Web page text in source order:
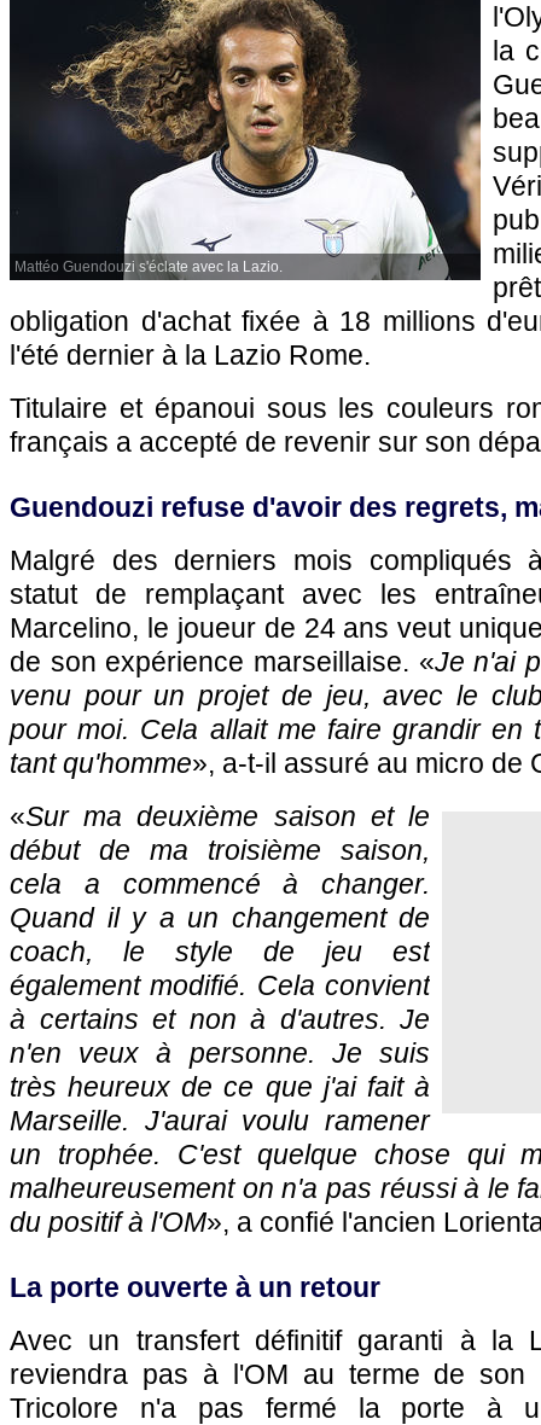
Mattéo Guendouzi s'éclate avec la Lazio.
la
obligation d'achat fixée à 18 millions
l'été dernier à la Lazio Rome.
Titulaire et épanoui sous les couleurs
français a accepté de revenir sur son
Guendouzi refuse d'avoir des regrets,
Malgré des derniers mois compliqués
statut de remplaçant avec les
Marcelino, le joueur de 24 ans veut
de son expérience marseillaise. «Je n'ai
venu pour un projet de jeu, avec le
pour moi. Cela allait me faire grandir en
tant qu'homme», a-t-il assuré au micro de
«Sur ma deuxième saison et le
début de ma troisième saison,
cela a commencé à changer.
Quand il y a un changement de
coach, le style de jeu est
également modifié. Cela convient
à certains et non à d'autres. Je
n'en veux à personne. Je suis
très heureux de ce que j'ai fait à
Marseille. J'aurai voulu ramener
un trophée. C'est quelque chose qui
malheureusement on n'a pas réussi à le
du positif à l'OM», a confié l'ancien
La porte ouverte à un retour
Avec un transfert définitif garanti à la
reviendra pas à l'OM au terme de son
Tricolore n'a pas fermé la porte à